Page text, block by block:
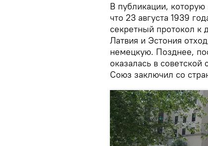
В публикации,
что 23 августа 1939
секретный протокол к
Латвия и Эстония
немецкую. Позднее,
оказалась в
Союз заключил со